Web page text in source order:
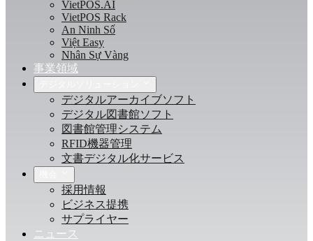
VietPOS.AI
VietPOS Rack
An Ninh Số
Việt Easy
Nhân Sự Vàng
事業領域
デジタルアーカイブソフト
デジタル図書館ソフト
図書館管理システム
RFID機器管理
文書デジタル化サービス
採用情報
ビジネス提携
サプライヤー
ニュース